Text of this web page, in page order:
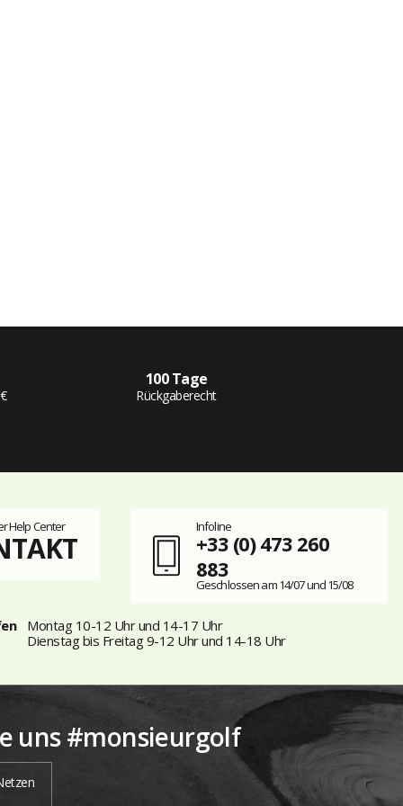
100 Tage
Rückgaberecht
Help Center Infoline
+33 (0) 473 260
883
Geschlossen am 14/07 und 15/08
Montag 10-12 Uhr und 14-17 Uhr
Dienstag bis Freitag 9-12 Uhr und 14-18 Uhr
uns #monsieurgolf